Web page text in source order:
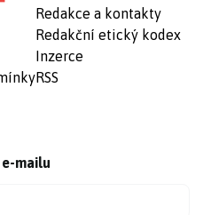
Redakce a kontakty
Redakční etický kodex
Inzerce
RSS
mailu